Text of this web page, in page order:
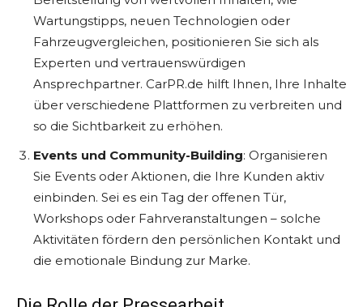
Wartungstipps, neuen Technologien oder
Fahrzeugvergleichen, positionieren Sie sich als
Experten und vertrauenswürdigen
Ansprechpartner. CarPR.de hilft Ihnen, Ihre Inhalte
über verschiedene Plattformen zu verbreiten und
so die Sichtbarkeit zu erhöhen.
Events und Community-Building: Organisieren
Sie Events oder Aktionen, die Ihre Kunden aktiv
einbinden. Sei es ein Tag der offenen Tür,
Workshops oder Fahrveranstaltungen – solche
Aktivitäten fördern den persönlichen Kontakt und
die emotionale Bindung zur Marke.